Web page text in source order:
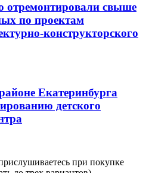
отремонтировали свыше
по проектам
конструкторского
Екатеринбурга
детского
при покупке